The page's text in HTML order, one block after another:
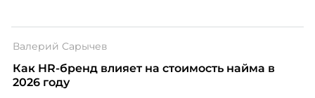
Валерий Сарычев
Как HR-бренд влияет на стоимость найма в
2026 году